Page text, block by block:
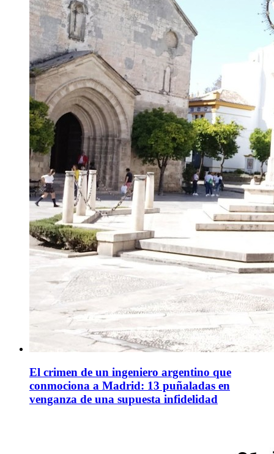
El crimen de un ingeniero argentino que
conmociona a Madrid: 13 puñaladas en
venganza de una supuesta infidelidad